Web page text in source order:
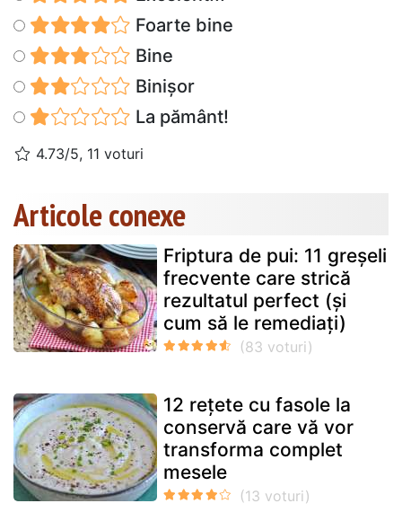
Foarte bine
Bine
Binișor
La pământ!
4.73/5, 11 voturi
Articole conexe
Friptura de pui: 11 greșeli
frecvente care strică
rezultatul perfect (și
cum să le remediați)
12 rețete cu fasole la
conservă care vă vor
transforma complet
mesele